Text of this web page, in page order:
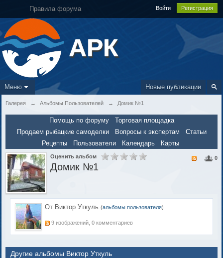
Правила форума Войти Регистрация
АРК
Новые публикации
Меню
Галерея → Альбомы Пользователей → Домик №1
Помощь по форуму
Торговая площадка
Продаем рыбацкие самоделки
Вопросы к экспертам
Статьи
Рецепты
Пользователи Календарь Карты
0
Оценить альбом
Домик №1
От Виктор Уткуль(альбомы пользователя)
9 изображений, 0 комментариев
Другие альбомы Виктор Уткуль